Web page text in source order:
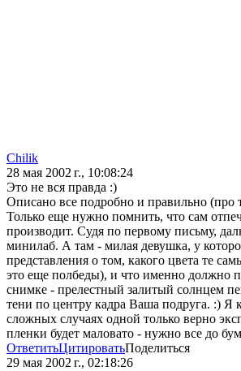
Chilik
28 мая 2002 г., 10:08:24
Это не вся правда :)
Описано все подробно и правильно (про
Только еще нужно помнить, что сам
производит. Судя по первому письму,
минилаб. А там - милая девушка, у
представления о том, какого цвета те
это еще полбеды), и что именно должно
снимке - прелестный залитый солнцем
тени по центру кадра Ваша подруга. :) Я
сложных случаях одной только верно
пленки будет маловато - нужно все до
ОтветитьЦитироватьПоделиться
29 мая 2002 г., 02:18:26